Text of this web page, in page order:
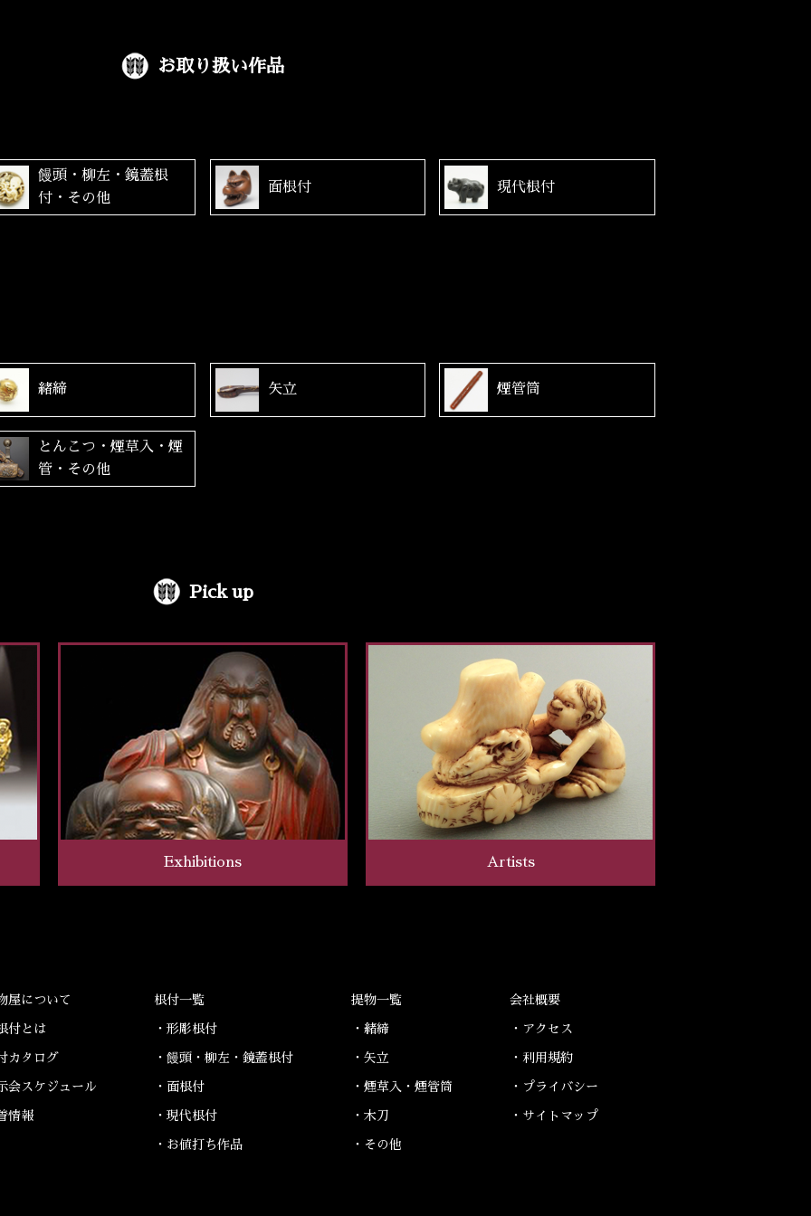
お取り扱い作品
饅頭・柳左・鏡蓋根
付・その他
面根付 現代根付
緒締 矢立 煙管筒
とんこつ・煙草入・煙
管・その他
Pick up
Exhibitions Artists
屋について
付とは
カタログ
会スケジュール
情報
根付一覧
・形彫根付
・饅頭・柳左・鏡蓋根付
・面根付
・現代根付
・お値打ち作品
提物一覧
・緒締
・矢立
・煙草入・煙管筒
・木刀
・その他
会社概要
・アクセス
・利用規約
・プライバシー
・サイトマップ